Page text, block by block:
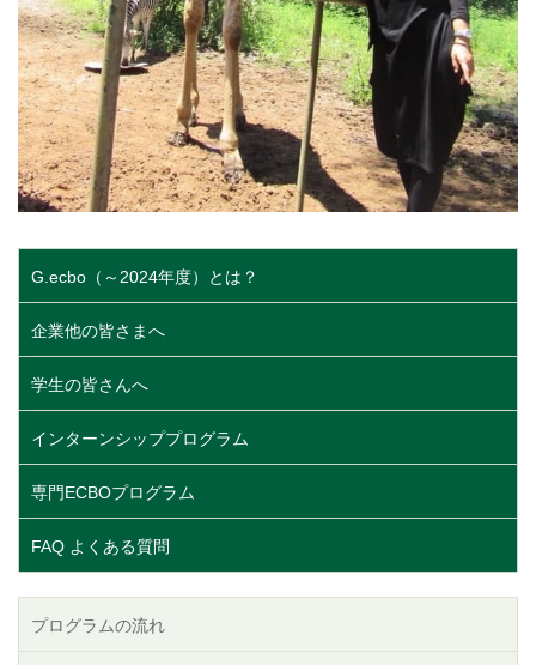
G.ecbo（～2024年度）とは？
企業他の皆さまへ
学生の皆さんへ
インターンシッププログラム
専門ECBOプログラム
FAQ よくある質問
プログラムの流れ